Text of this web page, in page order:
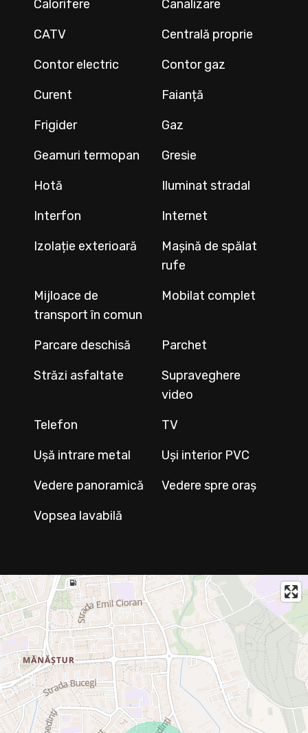
Calorifere
Canalizare
CATV
Centrală proprie
Contor electric
Contor gaz
Curent
Faianță
Frigider
Gaz
Geamuri termopan
Gresie
Hotă
Iluminat stradal
Interfon
Internet
Izolație exterioară
Mașină de spălat
rufe
Mijloace de
transport în comun
Mobilat complet
Parcare deschisă
Parchet
Străzi asfaltate
Supraveghere
video
Telefon
TV
Ușă intrare metal
Uși interior PVC
Vedere panoramică
Vedere spre oraș
Vopsea lavabilă